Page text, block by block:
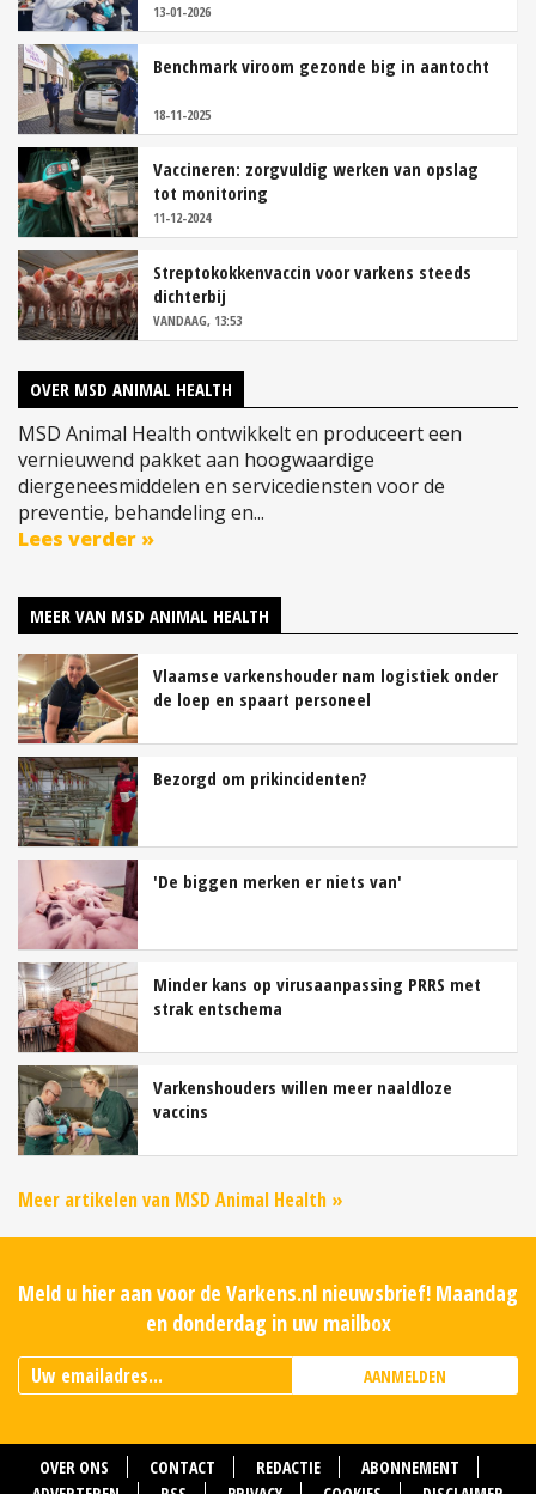
13-01-2026
Benchmark viroom gezonde big in aantocht
18-11-2025
Vaccineren: zorgvuldig werken van opslag
tot monitoring
11-12-2024
Streptokokkenvaccin voor varkens steeds
dichterbij
VANDAAG, 13:53
OVER MSD ANIMAL HEALTH
MSD Animal Health ontwikkelt en produceert een
vernieuwend pakket aan hoogwaardige
diergeneesmiddelen en servicediensten voor de
preventie, behandeling en...
Lees verder »
MEER VAN MSD ANIMAL HEALTH
Vlaamse varkenshouder nam logistiek onder
de loep en spaart personeel
Bezorgd om prikincidenten?
'De biggen merken er niets van'
Minder kans op virusaanpassing PRRS met
strak entschema
Varkenshouders willen meer naaldloze
vaccins
Meer artikelen van MSD Animal Health »
Meld u hier aan voor de Varkens.nl nieuwsbrief! Maandag
en donderdag in uw mailbox
AANMELDEN
OVER ONS CONTACT REDACTIE
ABONNEMENT